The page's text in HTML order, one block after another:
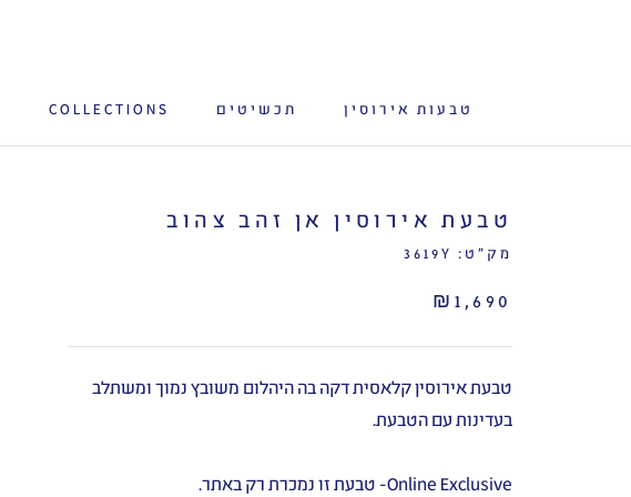
טבעות אירוסין תכשיטים COLLECTIONS
טבעת אירוסין אן זהב צהוב
מק"ט: 3619Y
₪1,690
טבעת אירוסין קלאסית דקה בה היהלום משובץ נמוך ומשתלב
בעדינות עם הטבעת.
Online Exclusive- טבעת זו נמכרת רק באתר.